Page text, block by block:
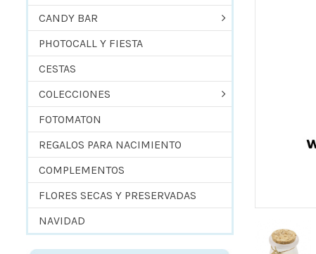
CANDY BAR
PHOTOCALL Y FIESTA
CESTAS
COLECCIONES
FOTOMATON
REGALOS PARA NACIMIENTO
COMPLEMENTOS
FLORES SECAS Y PRESERVADAS
NAVIDAD